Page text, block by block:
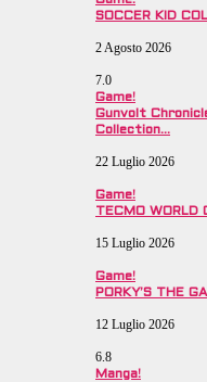
SOCCER KID
2 Agosto 2026
7.0
Game!
Gunvolt
Collection…
22 Luglio 2026
Game!
TECMO
15 Luglio 2026
Game!
PORKY’S THE
12 Luglio 2026
6.8
Manga!